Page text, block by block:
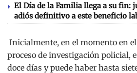
El Día de la Familia llega a su fin:
adiós definitivo a este beneficio
Inicialmente, en el momento en el
proceso de investigación policial,
doce días y puede haber hasta